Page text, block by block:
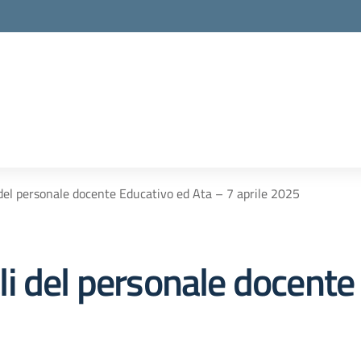
personale docente Educativo ed Ata – 7 aprile 2025
del personale